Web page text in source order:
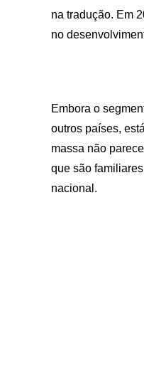
na tradução. Em
no
Embora o
outros países,
massa não
que são
nacional.